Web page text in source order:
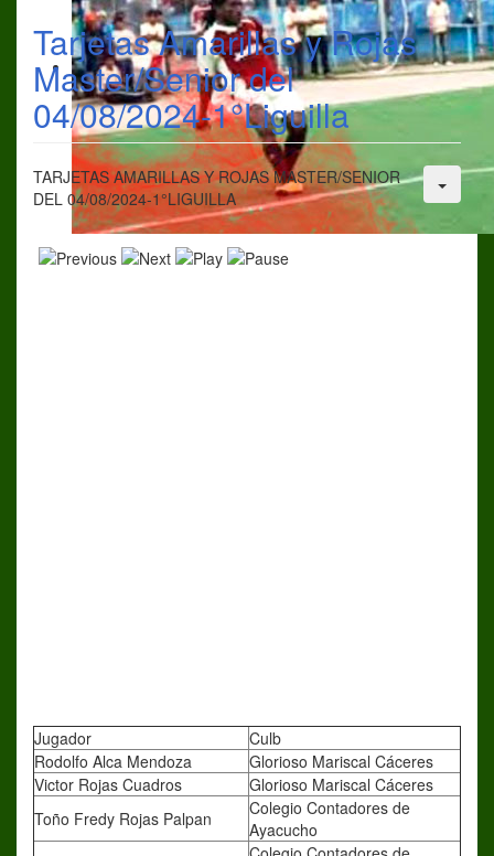
Tarjetas Amarillas y Rojas
Master/Senior del
04/08/2024-1°Liguilla
TARJETAS AMARILLAS Y ROJAS MASTER/SENIOR
DEL 04/08/2024-1°LIGUILLA
Jugador
Culb
Rodolfo Alca Mendoza
Glorioso Mariscal Cáceres
Victor Rojas Cuadros
Glorioso Mariscal Cáceres
Toño Fredy Rojas Palpan
Colegio Contadores de
Ayacucho